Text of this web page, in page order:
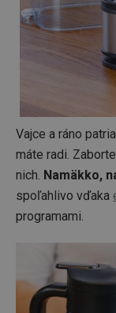
Vajce a ráno
máte radi.
nich. Namäkko,
spoľahlivo vďaka
programami.